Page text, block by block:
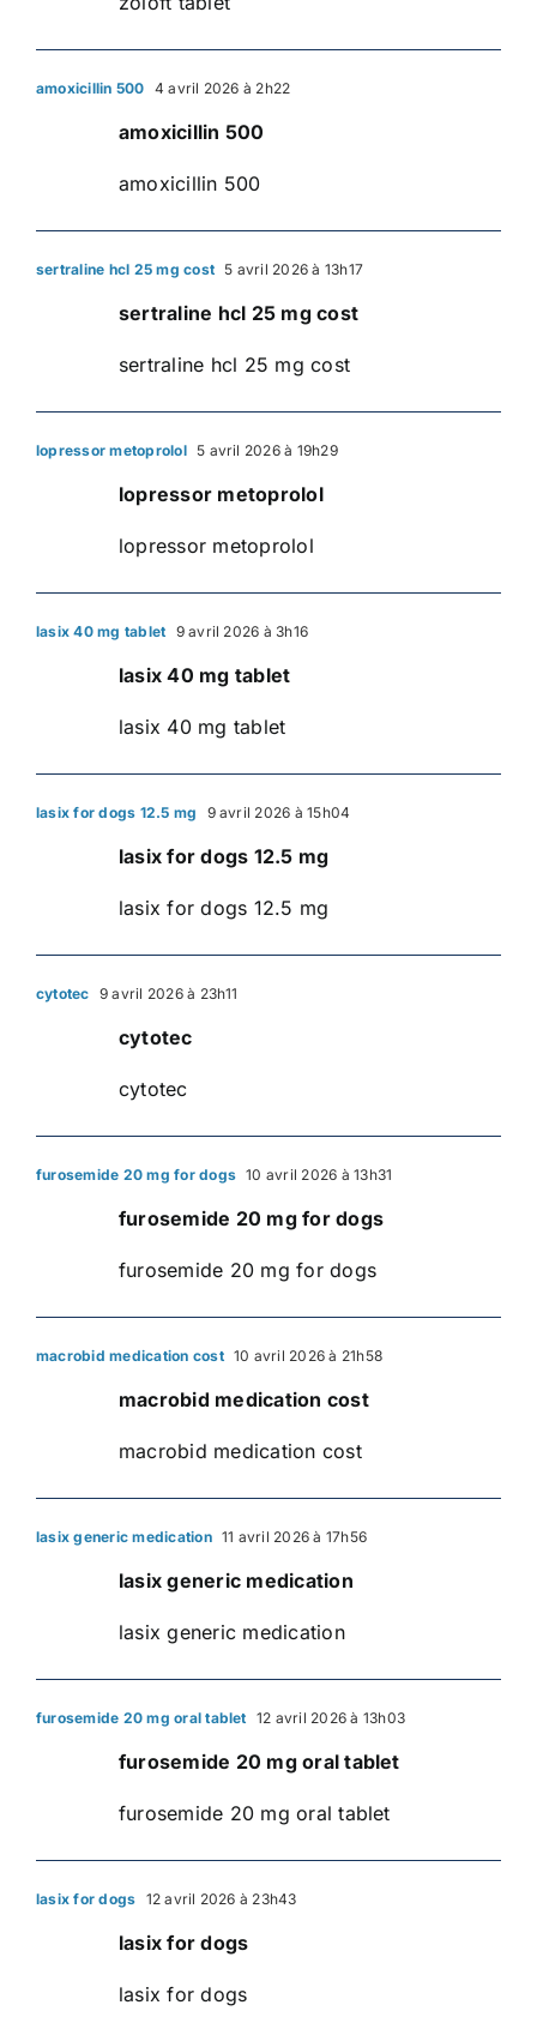
amoxicillin 500 4 avril 2026 à 2h22
amoxicillin 500
amoxicillin 500
sertraline hcl 25 mg cost 5 avril 2026 à 13h17
sertraline hcl 25 mg cost
sertraline hcl 25 mg cost
lopressor metoprolol 5 avril 2026 à 19h29
lopressor metoprolol
lopressor metoprolol
lasix 40 mg tablet 9 avril 2026 à 3h16
lasix 40 mg tablet
lasix 40 mg tablet
lasix for dogs 12.5 mg 9 avril 2026 à 15h04
lasix for dogs 12.5 mg
lasix for dogs 12.5 mg
cytotec 9 avril 2026 à 23h11
cytotec
cytotec
furosemide 20 mg for dogs 10 avril 2026 à 13h31
furosemide 20 mg for dogs
furosemide 20 mg for dogs
macrobid medication cost 10 avril 2026 à 21h58
macrobid medication cost
macrobid medication cost
lasix generic medication 11 avril 2026 à 17h56
lasix generic medication
lasix generic medication
furosemide 20 mg oral tablet 12 avril 2026 à 13h03
furosemide 20 mg oral tablet
furosemide 20 mg oral tablet
lasix for dogs 12 avril 2026 à 23h43
lasix for dogs
lasix for dogs